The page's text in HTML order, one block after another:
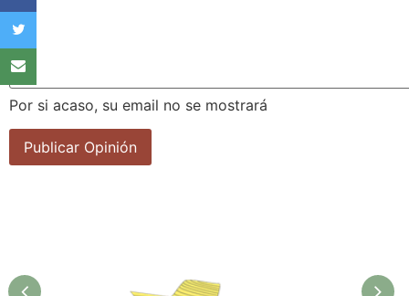
Por si acaso, su email no se mostrará